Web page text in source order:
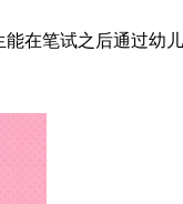
能在笔试之后通过幼